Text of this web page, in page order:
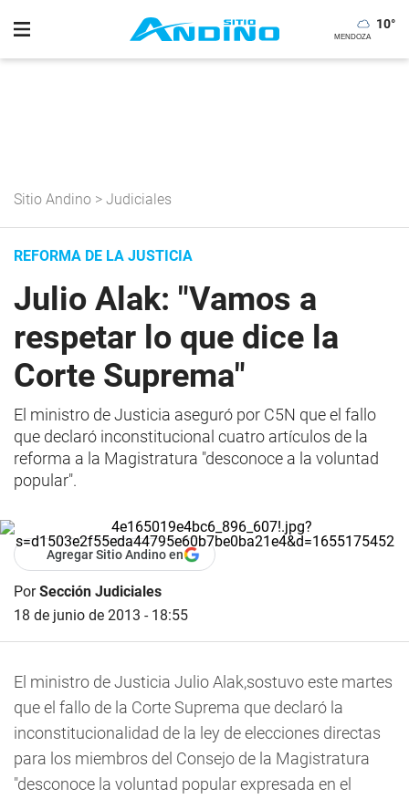
10°
Sitio Andino > Judiciales
REFORMA DE LA JUSTICIA
Julio Alak: "Vamos a
respetar lo que dice la
Corte Suprema"
El ministro de Justicia aseguró por C5N que el fallo
que declaró inconstitucional cuatro artículos de la
reforma a la Magistratura "desconoce a la voluntad
popular".
Agregar Sitio Andino en
PorSección Judiciales
18 de junio de 2013 - 18:55
El ministro de Justicia Julio Alak,sostuvo este martes
que el fallo de la Corte Suprema que declaró la
inconstitucionalidad de la ley de elecciones directas
para los miembros del Consejo de la Magistratura
"desconoce la voluntad popular expresada en el